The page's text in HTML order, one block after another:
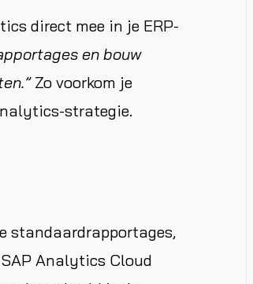
direct mee in je ERP-
en bouw
Zo voorkom je
strategie.
standaardrapportages,
Analytics Cloud